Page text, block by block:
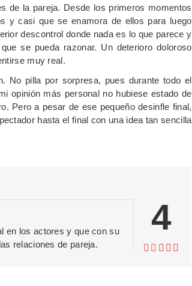
de la pareja. Desde los primeros momentos
y casi que se enamora de ellos para luego
descontrol donde nada es lo que parece y
se pueda razonar. Un deterioro doloroso
muy real.
No pilla por sorpresa, pues durante todo el
opinión más personal no hubiese estado de
Pero a pesar de ese pequeño desinfle final,
hasta el final con una idea tan sencilla
en los actores y que con su
relaciones de pareja.
4